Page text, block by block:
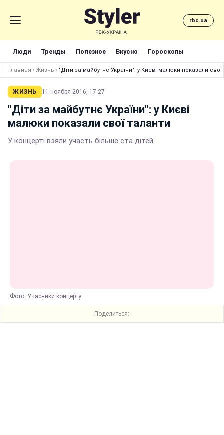
rbc.ua
Люди Тренды Полезное Вкусно Гороскопы
Главная › Жизнь › "Діти за майбутнє України": у Києві малюки показали свої
ЖИЗНЬ 11 ноября 2016, 17:27
"Діти за майбутнє України": у Києві
малюки показали свої таланти
У концерті взяли участь більше ста дітей
Фото: Учасники концерту
Поделиться: